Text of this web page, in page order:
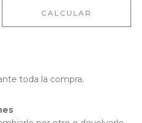
CALCULAR
toda la compra.